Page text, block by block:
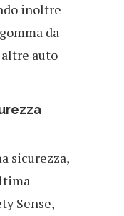
inoltre
da
auto
sicurezza,
Sense,